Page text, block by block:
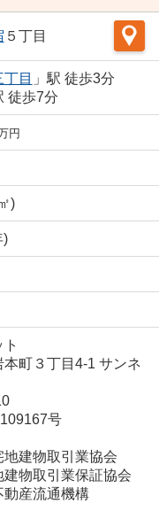
５丁目
目 」駅 徒歩3分
徒歩7分
円
)
)
町３丁目4-1 サンネ
号
地建物取引業協会
建物取引業保証協会
動産流通機構